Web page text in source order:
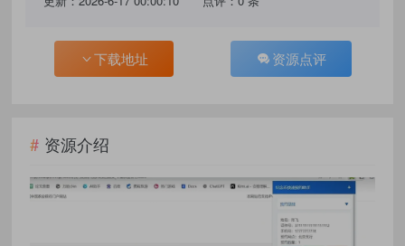
下载地址 资源点评
资源介绍